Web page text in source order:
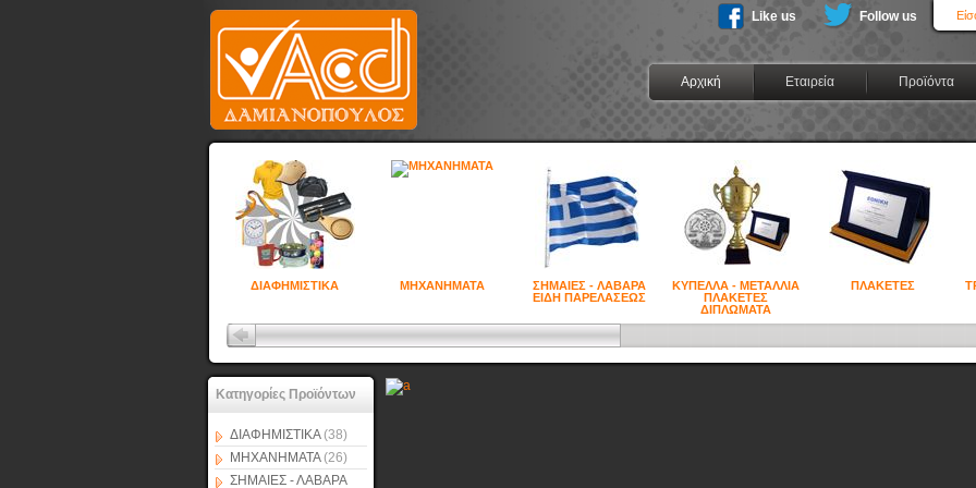
Αρχική Εταιρεία Προϊόντα
Like us Follow us
ΔΙΑΦΗΜΙΣΤΙΚΑ ΜΗΧΑΝΗΜΑΤΑ
ΣΗΜΑΙΕΣ - ΛΑΒΑΡΑ
ΕΙΔΗ ΠΑΡΕΛΑΣΕΩΣ
ΚΥΠΕΛΛΑ - ΜΕΤΑΛΛΙΑ
ΠΛΑΚΕΤΕΣ
ΔΙΠΛΩΜΑΤΑ
ΠΛΑΚΕΤΕΣ
Κατηγορίες Προϊόντων
ΔΙΑΦΗΜΙΣΤΙΚΑ(38)
ΜΗΧΑΝΗΜΑΤΑ(26)
ΣΗΜΑΙΕΣ - ΛΑΒΑΡΑ